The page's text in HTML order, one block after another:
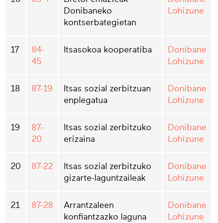
Donibaneko
kontserbategietan
Lohizune
17
84-
45
Itsasokoa kooperatiba
Donibane
Lohizune
18 87-19
Itsas sozial zerbitzuan
enplegatua
Donibane
Lohizune
19
87-
20
Itsas sozial zerbitzuko
erizaina
Donibane
Lohizune
20 87-22
Itsas sozial zerbitzuko
gizarte-laguntzaileak
Donibane
Lohizune
21 87-28
Arrantzaleen
konfiantzazko laguna
Donibane
Lohizune